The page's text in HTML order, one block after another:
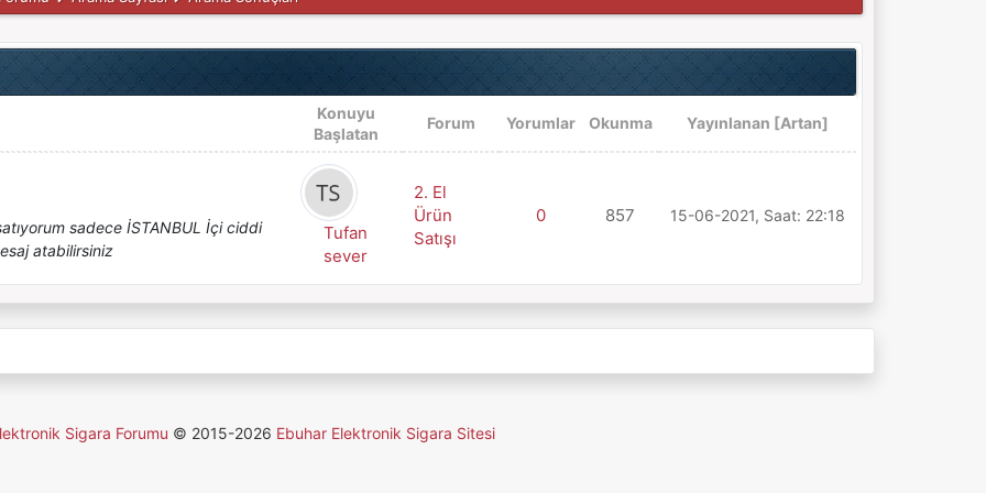
Konuyu
Başlatan
Forum Yorumlar Okunma Yayınlanan [Artan]
sadece İSTANBUL İçi ciddi
atabilirsiniz
Tufan
sever
2. El
Ürün
Satışı
0 857 15-06-2021, Saat: 22:18
Sigara Forumu © 2015-2026 Ebuhar Elektronik Sigara Sitesi